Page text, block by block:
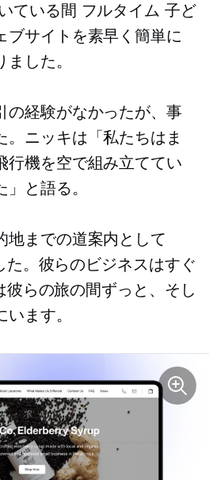
ている間 フルタイム 子ど
ブサイトを素早く簡単に
した。
の経験がなかったが、事
。ニッキは「私たちはま
行機を空で組み立ててい
」と語る。
地までの道案内として
た。彼らのビジネスはすぐ
彼らの旅の間ずっと、そし
ます。